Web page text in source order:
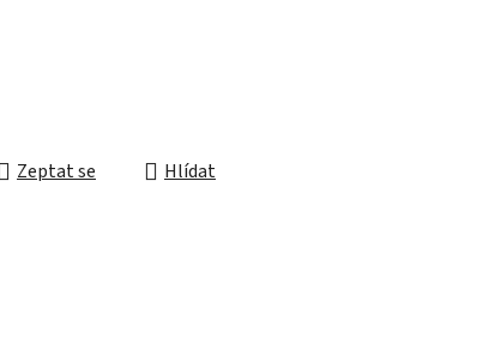
Zeptat se
Hlídat